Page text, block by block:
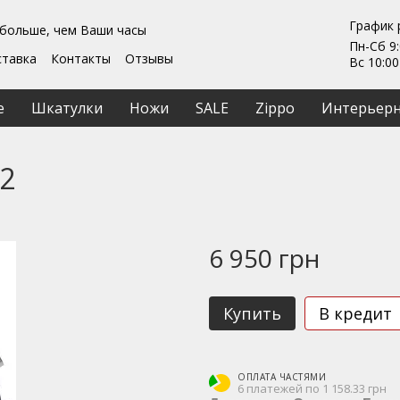
чем Ваши часы
Контакты
Отзывы
График
Пн-Сб
Вс
Шкатулки Ножи SALE Zippo
6 950 грн
Купить В кредит
ОПЛАТА ЧАСТЯМИ
6 платежей по 1 158.33 грн